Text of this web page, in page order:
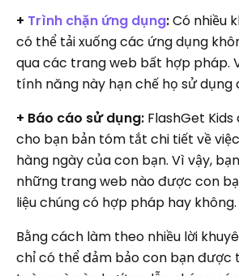
+ Trình chặn ứng dụng:Có nhiều
có thể tải xuống các ứng dụng
qua các trang web bất hợp pháp.
tính năng này hạn chế họ sử dụng
+ Báo cáo sử dụng: FlashGet
cho bạn bản tóm tắt chi tiết về
hàng ngày của con bạn. Vì vậy,
những trang web nào được con
liệu chúng có hợp pháp hay không.
Bằng cách làm theo nhiều lời
chỉ có thể đảm bảo con bạn được